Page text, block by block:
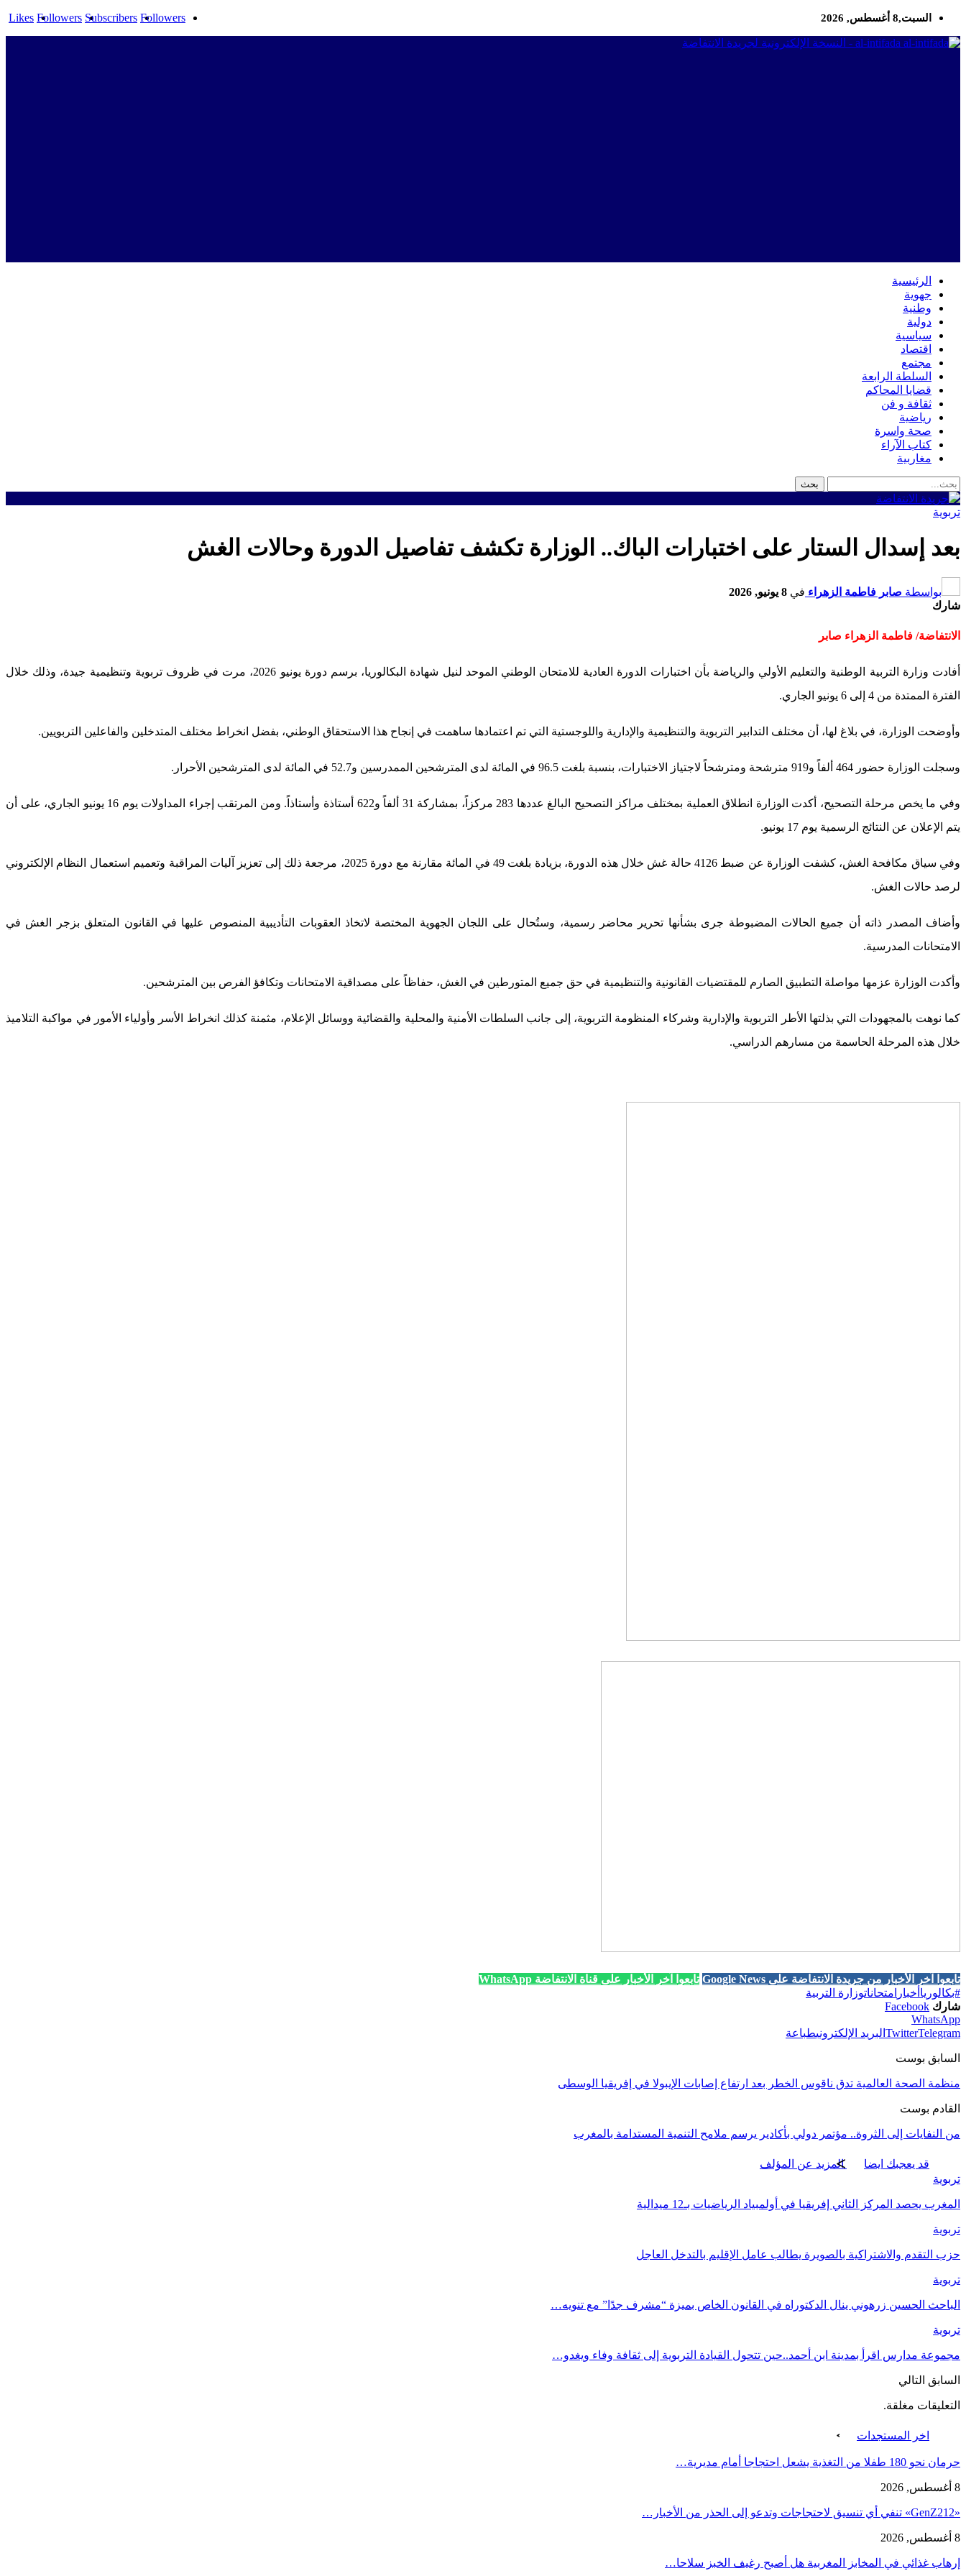
Likes Followers Subscribers Followers السبت,8 أغسطس, 2026
al-intifada - النسخة الإلكترونية لجريدة الانتفاضة
الرئيسية
جهوية
وطنية
دولية
سياسية
اقتصاد
مجتمع
السلطة الرابعة
قضايا المحاكم
ثقافة و فن
رياضية
صحة واسرة
كتاب الآراء
مغاربية
تربوية
بعد إسدال الستار على اختبارات الباك.. الوزارة تكشف تفاصيل الدورة وحالات الغش
بواسطة صابر فاطمة الزهراء في 8 يونيو, 2026
شارك
الانتفاضة/ فاطمة الزهراء صابر
أفادت وزارة التربية الوطنية والتعليم الأولي والرياضة بأن اختبارات الدورة العادية للامتحان الوطني الموحد لنيل شهادة البكالوريا، برسم دورة يونيو 2026، مرت في ظروف تربوية وتنظيمية جيدة، وذلك خلال
الفترة الممتدة من 4 إلى 6 يونيو الجاري.
وأوضحت الوزارة، في بلاغ لها، أن مختلف التدابير التربوية والتنظيمية والإدارية واللوجستية التي تم اعتمادها ساهمت في إنجاح هذا الاستحقاق الوطني، بفضل انخراط مختلف المتدخلين والفاعلين التربويين.
وسجلت الوزارة حضور 464 ألفاً و919 مترشحة ومترشحاً لاجتياز الاختبارات، بنسبة بلغت 96.5 في المائة لدى المترشحين الممدرسين و52.7 في المائة لدى المترشحين الأحرار.
وفي ما يخص مرحلة التصحيح، أكدت الوزارة انطلاق العملية بمختلف مراكز التصحيح البالغ عددها 283 مركزاً، بمشاركة 31 ألفاً و622 أستاذة وأستاذاً. ومن المرتقب إجراء المداولات يوم 16 يونيو الجاري، على أن
يتم الإعلان عن النتائج الرسمية يوم 17 يونيو.
وفي سياق مكافحة الغش، كشفت الوزارة عن ضبط 4126 حالة غش خلال هذه الدورة، بزيادة بلغت 49 في المائة مقارنة مع دورة 2025، مرجعة ذلك إلى تعزيز آليات المراقبة وتعميم استعمال النظام الإلكتروني
لرصد حالات الغش.
وأضاف المصدر ذاته أن جميع الحالات المضبوطة جرى بشأنها تحرير محاضر رسمية، وستُحال على اللجان الجهوية المختصة لاتخاذ العقوبات التأديبية المنصوص عليها في القانون المتعلق بزجر الغش في
الامتحانات المدرسية.
وأكدت الوزارة عزمها مواصلة التطبيق الصارم للمقتضيات القانونية والتنظيمية في حق جميع المتورطين في الغش، حفاظاً على مصداقية الامتحانات وتكافؤ الفرص بين المترشحين.
كما نوهت بالمجهودات التي بذلتها الأطر التربوية والإدارية وشركاء المنظومة التربوية، إلى جانب السلطات الأمنية والمحلية والقضائية ووسائل الإعلام، مثمنة كذلك انخراط الأسر وأولياء الأمور في مواكبة التلاميذ
خلال هذه المرحلة الحاسمة من مسارهم الدراسي.
تابعوا آخر الأخبار من جريدة الانتفاضة على Google News
تابعوا آخر الأخبار على قناة الانتفاضة WhatsApp
#بكالوريا أخبار امتحاناتوزارة التربية
شارك Facebook
WhatsApp
TwitterTelegram البريد الإلكترونيطباعة
السابق بوست
منظمة الصحة العالمية تدق ناقوس الخطر بعد ارتفاع إصابات الإيبولا في إفريقيا الوسطى
القادم بوست
من النفايات إلى الثروة.. مؤتمر دولي بأكادير يرسم ملامح التنمية المستدامة بالمغرب
قد يعجبك ايضا
المزيد عن المؤلف
تربوية
المغرب يحصد المركز الثاني إفريقيا في أولمبياد الرياضيات بـ12 ميدالية
تربوية
حزب التقدم والاشتراكية بالصويرة يطالب عامل الإقليم بالتدخل العاجل
تربوية
الباحث الحسين زرهوني ينال الدكتوراه في القانون الخاص بميزة “مشرف جدًا” مع تنويه…
تربوية
مجموعة مدارس اقرأ بمدينة ابن أحمد..حين تتحول القيادة التربوية إلى ثقافة وفاء ويغدو…
السابق التالي
التعليقات مغلقة.
اخر المستجدات
حرمان نحو 180 طفلا من التغذية يشعل احتجاجا أمام مديرية…
8 أغسطس, 2026
«GenZ212» تنفي أي تنسيق لاحتجاجات وتدعو إلى الحذر من الأخبار…
8 أغسطس, 2026
إرهاب غذائي في المخابز المغربية هل أصبح رغيف الخبز سلاحا…